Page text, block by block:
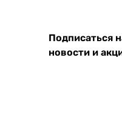
Подписаться
новости и